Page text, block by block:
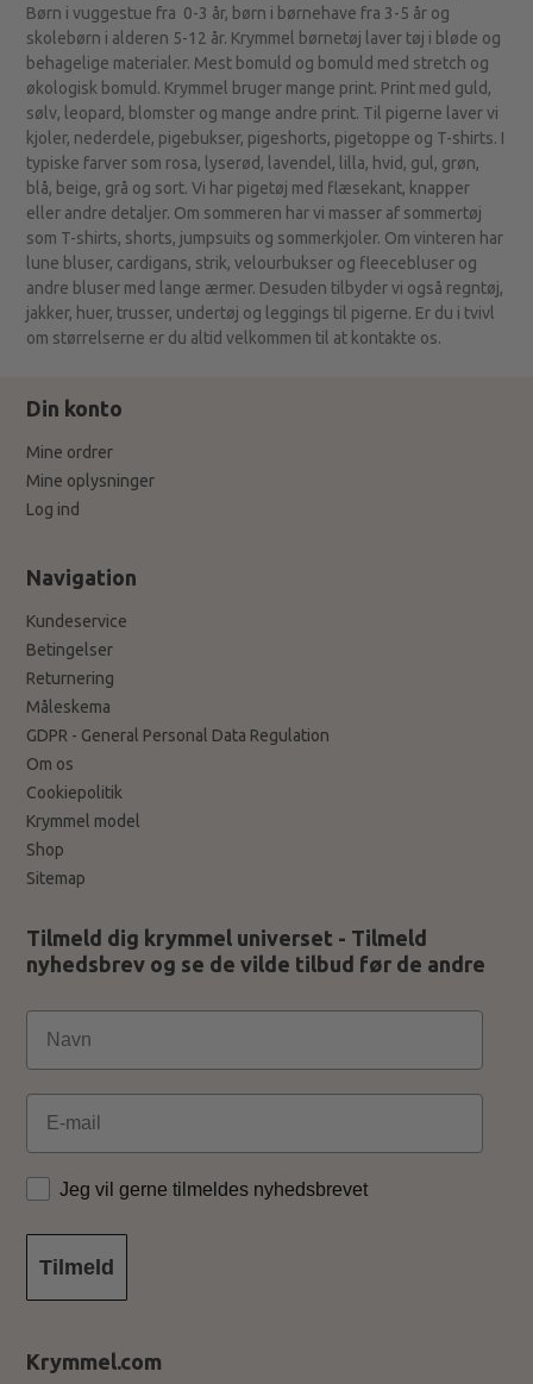
Børn i vuggestue fra 0-3 år, børn i børnehave fra 3-5 år og
skolebørn i alderen 5-12 år. Krymmel børnetøj laver tøj i bløde og
behagelige materialer. Mest bomuld og bomuld med stretch og
økologisk bomuld. Krymmel bruger mange print. Print med guld,
sølv, leopard, blomster og mange andre print. Til pigerne laver vi
kjoler, nederdele, pigebukser, pigeshorts, pigetoppe og T-shirts. I
typiske farver som rosa, lyserød, lavendel, lilla, hvid, gul, grøn,
blå, beige, grå og sort. Vi har pigetøj med flæsekant, knapper
eller andre detaljer. Om sommeren har vi masser af sommertøj
som T-shirts, shorts, jumpsuits og sommerkjoler. Om vinteren har
lune bluser, cardigans, strik, velourbukser og fleecebluser og
andre bluser med lange ærmer. Desuden tilbyder vi også regntøj,
jakker, huer, trusser, undertøj og leggings til pigerne. Er du i tvivl
om størrelserne er du altid velkommen til at kontakte os.
Din konto
Mine ordrer
Mine oplysninger
Log ind
Navigation
Kundeservice
Betingelser
Returnering
Måleskema
GDPR - General Personal Data Regulation
Om os
Cookiepolitik
Krymmel model
Shop
Sitemap
Tilmeld dig krymmel universet - Tilmeld
nyhedsbrev og se de vilde tilbud før de andre
Email
Jeg vil gerne tilmeldes nyhedsbrevet
Tilmeld
Krymmel.com